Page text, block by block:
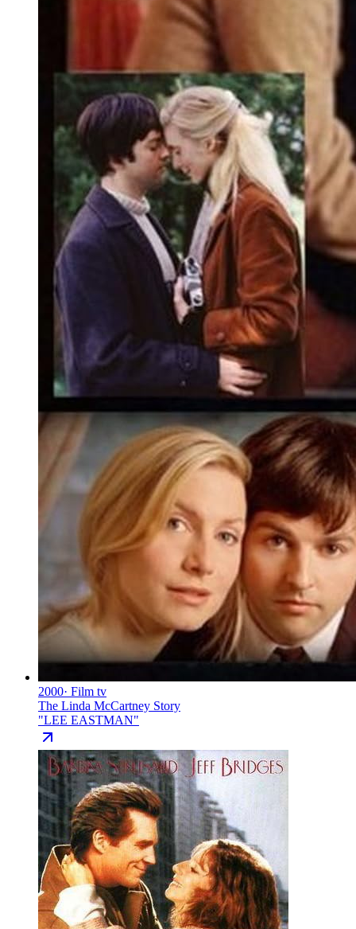
2000· Film tv
The Linda McCartney Story
"LEE EASTMAN"